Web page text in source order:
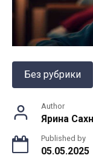
Без рубрики
Author
Ярина
Published by
05.05.2025